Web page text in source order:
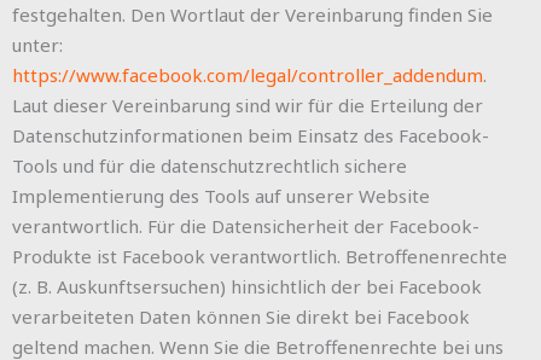
festgehalten. Den Wortlaut der Vereinbarung finden Sie
unter:
https://www.facebook.com/legal/controller_addendum.
Laut dieser Vereinbarung sind wir für die Erteilung der
Datenschutzinformationen beim Einsatz des Facebook-
Tools und für die datenschutzrechtlich sichere
Implementierung des Tools auf unserer Website
verantwortlich. Für die Datensicherheit der Facebook-
Produkte ist Facebook verantwortlich. Betroffenenrechte
(z. B. Auskunftsersuchen) hinsichtlich der bei Facebook
verarbeiteten Daten können Sie direkt bei Facebook
geltend machen. Wenn Sie die Betroffenenrechte bei uns